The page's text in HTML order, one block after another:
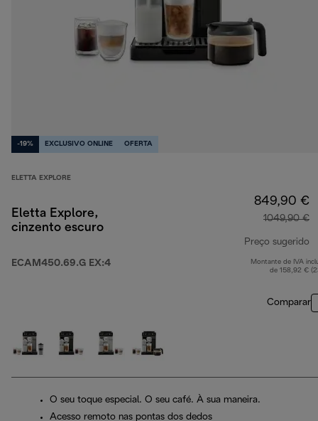
-19% EXCLUSIVO ONLINE OFERTA
ELETTA EXPLORE
Eletta Explore,
cinzento escuro
ECAM450.69.G EX:4
849,90 €
1049,90 €
Preço sugerido
Montante de IVA
de 158,92 €
Comparar
O seu toque especial. O seu café. À sua maneira.
Acesso remoto nas pontas dos dedos